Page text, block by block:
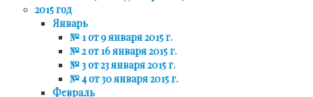
2015 год
Январь
№ 1 от 9 января 2015 г.
№ 2 от 16 января 2015 г.
№ 3 от 23 января 2015 г.
№ 4 от 30 января 2015 г.
Февраль